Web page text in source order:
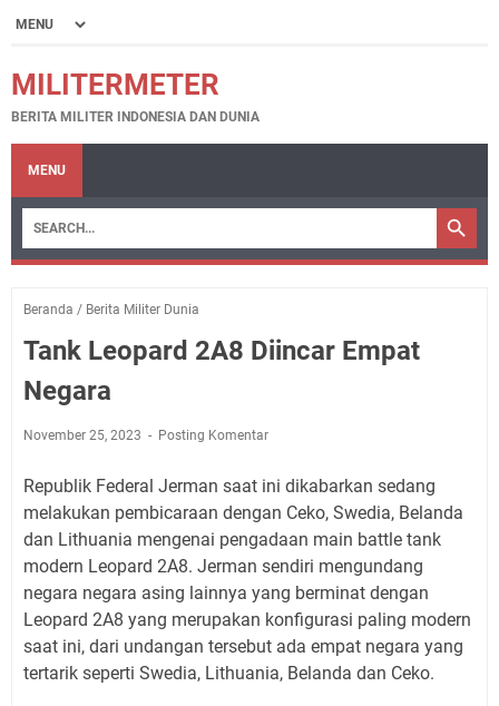
MILITERMETER
BERITA MILITER INDONESIA DAN DUNIA
MENU
Beranda / Berita Militer Dunia
Tank Leopard 2A8 Diincar Empat
Negara
November 25, 2023 Posting Komentar
Republik Federal Jerman saat ini dikabarkan sedang
melakukan pembicaraan dengan Ceko, Swedia, Belanda
dan Lithuania mengenai pengadaan main battle tank
modern Leopard 2A8. Jerman sendiri mengundang
negara negara asing lainnya yang berminat dengan
Leopard 2A8 yang merupakan konfigurasi paling modern
saat ini, dari undangan tersebut ada empat negara yang
tertarik seperti Swedia, Lithuania, Belanda dan Ceko.